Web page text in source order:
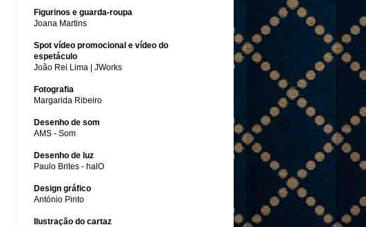
Figurinos e guarda-roupa
Joana Martins
Spot vídeo promocional e vídeo do
espetáculo
João Rei Lima | JWorks
Fotografia
Margarida Ribeiro
Desenho de som
AMS - Som
Desenho de luz
Paulo Brites - halO
Design gráfico
António Pinto
Ilustração do cartaz